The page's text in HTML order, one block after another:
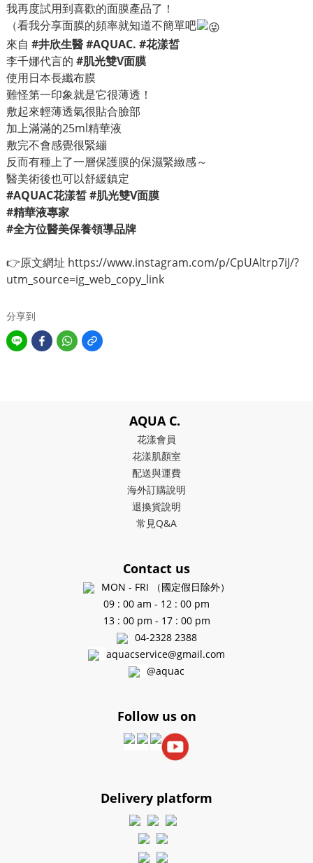
我再度試用到喜歡的面膜產品了！
（看我分享面膜的頻率就知道不簡單吧
來自 #井欣生醫#AQUAC. #花漾皙
李千娜代言的 #肌光雙V面膜
使用日本長纖布膜
難怪第一印象就是它很薄透！
敷起來輕薄透氣很貼合臉部
加上滿滿的25ml精華液
敷完不會感覺很緊繃
反而有種上了一層保護膜的保濕緊緻感～
醫美術後也可以舒緩鎮定
#AQUAC花漾皙#肌光雙V面膜
#精華液專家
#全方位醫美保養領導品牌
👉原文網址 https://www.instagram.com/p/CpUAltrp7iJ/?
utm_source=ig_web_copy_link
分享到
AQUA C.
花漾會員
花漾肌顏室
配送與運費
海外訂購說明
退換貨說明
常見Q&A
Contact us
MON - FRI （國定假日除外）
09 : 00 am - 12 : 00 pm
13 : 00 pm - 17 : 00 pm
04-2328 2388
aquacservice@gmail.com
@aquac
Follow us on
Delivery platform